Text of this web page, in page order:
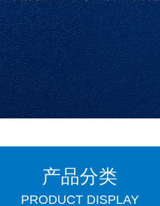
产品分类
PRODUCT DISPLAY